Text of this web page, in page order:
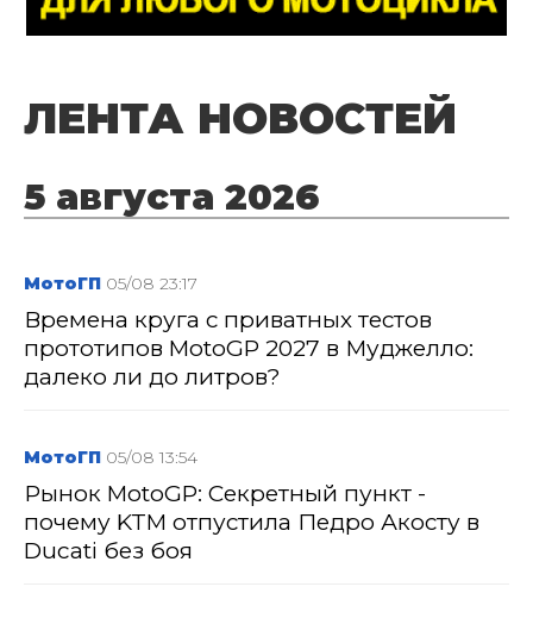
ЛЕНТА НОВОСТЕЙ
5 августа 2026
МотоГП 05/08 23:17
Времена круга с приватных тестов
прототипов MotoGP 2027 в Муджелло:
далеко ли до литров?
МотоГП 05/08 13:54
Рынок MotoGP: Секретный пункт -
почему KTM отпустила Педро Акосту в
Ducati без боя